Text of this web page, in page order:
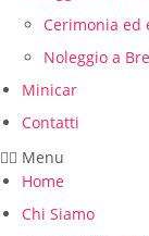
Cerimonia ed
Noleggio a
Minicar
Contatti
Menu
Home
Chi Siamo